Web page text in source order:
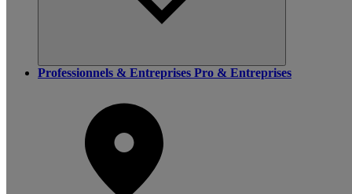
Professionnels & Entreprises Pro & Entreprises